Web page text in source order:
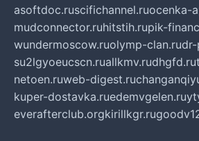
asoftdoc.ruscifichannel.ruocenka-
mudconnector.ruhitstih.rupik-
wundermoscow.ruolymp-clan.rudr-
su2lgyoeucscn.ruallkmv.rudhgfd.ru
netoen.ruweb-digest.ru
kuper-dostavka.ruedemvgelen.ru
everafterclub.orgkirillkgr.ru